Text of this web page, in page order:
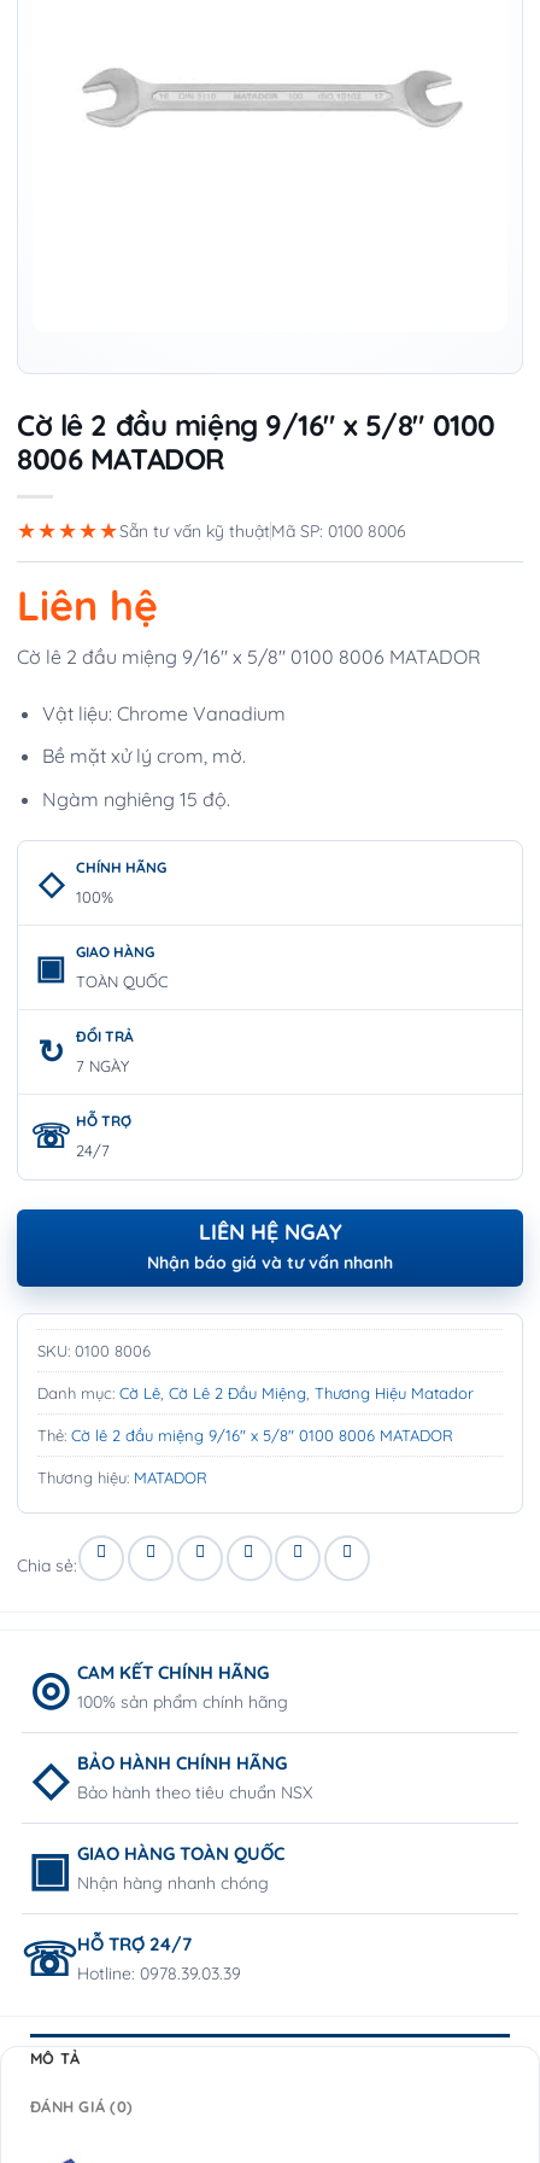
Cờ lê 2 đầu miệng 9/16″ x 5/8″ 0100
8006 MATADOR
★★★★★Sẵn tư vấn kỹ thuậtMã SP: 0100 8006
Liên hệ
Cờ lê 2 đầu miệng 9/16″ x 5/8″ 0100 8006 MATADOR
Vật liệu: Chrome Vanadium
Bề mặt xử lý crom, mờ.
Ngàm nghiêng 15 độ.
CHÍNH HÃNG
100%
GIAO HÀNG
TOÀN QUỐC
ĐỔI TRẢ
7 NGÀY
HỖ TRỢ
24/7
LIÊN HỆ NGAY
Nhận báo giá và tư vấn nhanh
SKU: 0100 8006
Danh mục: Cờ Lê Cờ Lê 2 Đầu Miệng Thương Hiệu Matador
Thẻ: Cờ lê 2 đầu miệng 9/16" x 5/8" 0100 8006 MATADOR
Thương hiệu: MATADOR
Chia sẻ:
CAM KẾT CHÍNH HÃNG
100% sản phẩm chính hãng
BẢO HÀNH CHÍNH HÃNG
Bảo hành theo tiêu chuẩn NSX
GIAO HÀNG TOÀN QUỐC
Nhận hàng nhanh chóng
HỖ TRỢ 24/7
Hotline: 0978.39.03.39
MÔ TẢ
ĐÁNH GIÁ (0)